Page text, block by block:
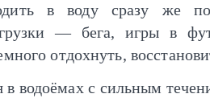
в воду сразу же
— бега, игры в
отдохнуть,
в водоёмах с сильным